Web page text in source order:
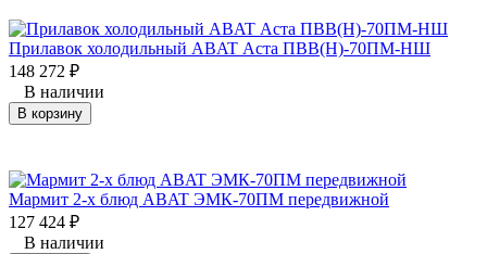
Прилавок холодильный ABAT Аста ПВВ(Н)-70ПМ-НШ
148 272 ₽
В наличии
В корзину
Мармит 2-х блюд ABAT ЭМК-70ПМ передвижной
127 424 ₽
В наличии